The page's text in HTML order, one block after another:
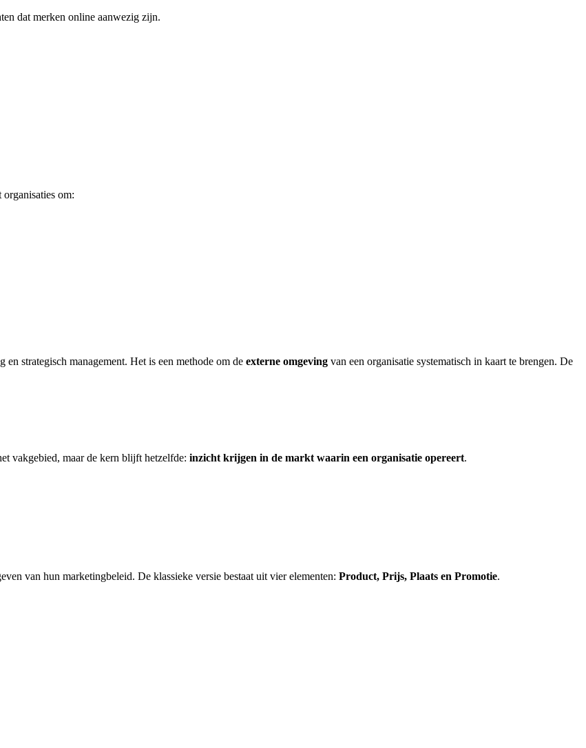
dat merken online aanwezig zijn.
om:
en strategisch management. Het is een methode om de externe omgeving van een organisatie systematisch in kaart te brengen. De
vakgebied, maar de kern blijft hetzelfde: inzicht krijgen in de markt waarin een organisatie opereert.
van hun marketingbeleid. De klassieke versie bestaat uit vier elementen: Product, Prijs, Plaats en Promotie.